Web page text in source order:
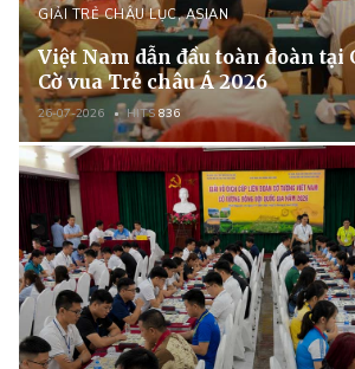
GIẢI TRẺ CHÂU LỤC, ASIAN
Việt Nam dẫn đầu toàn đoàn tại
Cờ vua Trẻ châu Á 2026
26-07-2026 HITS836